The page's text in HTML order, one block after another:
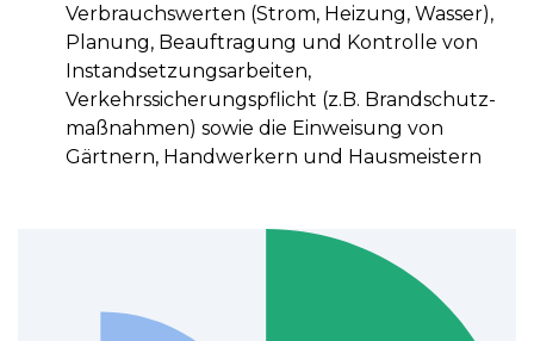
Verbrauchswerten (Strom, Heizung, Wasser),
Planung, Beauftragung und Kontrolle von
Instandsetzungsarbeiten,
Verkehrssicherungspflicht (z.B. Brandschutz­
maßnahmen) sowie die Einweisung von
Gärtnern, Handwerkern und Hausmeistern